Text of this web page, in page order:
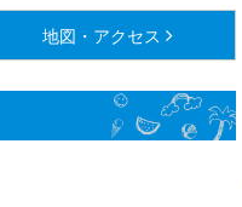
地図・アクセス